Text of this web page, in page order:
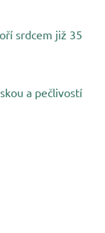
srdcem již 35
a pečlivostí